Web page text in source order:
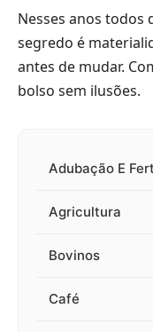
Nesses anos todos
segredo é
antes de mudar.
bolso sem ilusões.
Adubação E
Agricultura
Bovinos
Café